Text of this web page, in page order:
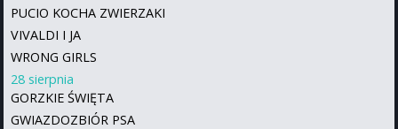
PUCIO KOCHA ZWIERZAKI
VIVALDI I JA
WRONG GIRLS
28 sierpnia
GORZKIE ŚWIĘTA
GWIAZDOZBIÓR PSA